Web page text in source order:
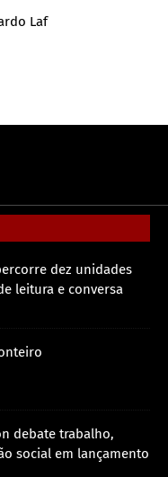
Laf
dez unidades
leitura e conversa
debate trabalho,
social em lançamento